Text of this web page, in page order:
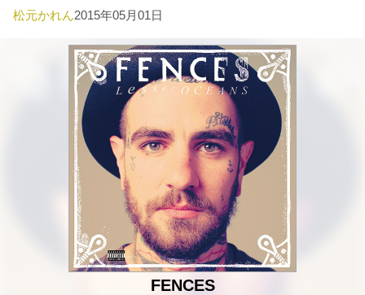
松元かれん2015年05月01日
FENCES